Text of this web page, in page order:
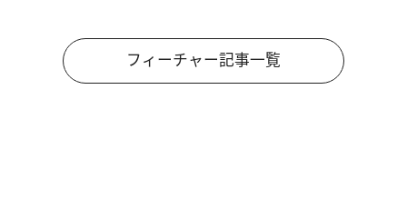
フィーチャー記事一覧